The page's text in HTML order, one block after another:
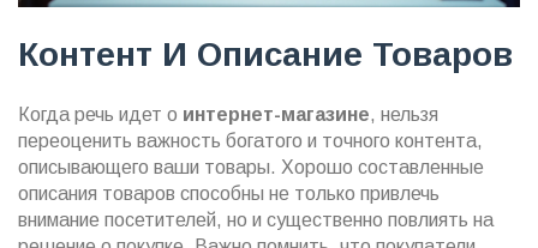
Контент И Описание Товаров
Когда речь идет о интернет-магазине, нельзя
переоценить важность богатого и точного контента,
описывающего ваши товары. Хорошо составленные
описания товаров способны не только привлечь
внимание посетителей, но и существенно повлиять на